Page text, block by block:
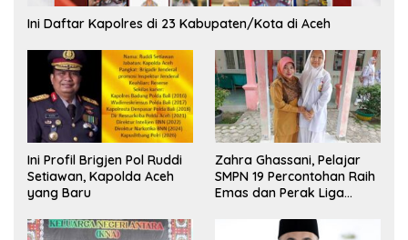
Ini Daftar Kapolres di 23 Kabupaten/Kota di Aceh
Ini Profil Brigjen Pol Ruddi
Setiawan, Kapolda Aceh
yang Baru
Zahra Ghassani, Pelajar
SMPN 19 Percontohan Raih
Emas dan Perak Liga